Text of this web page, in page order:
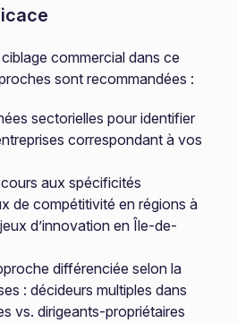
commercial dans ce
sont recommandées :
sectorielles pour identifier
correspondant à vos
aux spécificités
de compétitivité en régions à
d’innovation en Île-de-
différenciée selon la
: décideurs multiples dans
vs. dirigeants-propriétaires